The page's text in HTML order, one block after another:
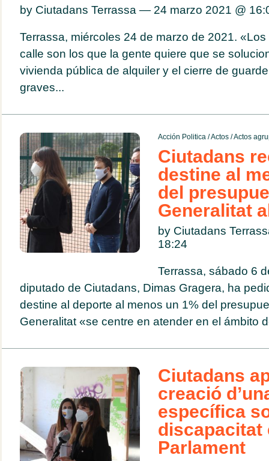
by Ciutadans Terrassa — 24 marzo 2021 @
Terrassa, miércoles 24 de marzo de 2021.
calle son los que la gente quiere que se
vivienda pública de alquiler y el cierre de
graves...
Acción Politica/Actos/Actos
Ciutadans
destine al
del
Generalitat
by Ciutadans
18:24
Terrassa, sábado 6
diputado de Ciutadans, Dimas Gragera, ha
destine al deporte al menos un 1% del
Generalitat «se centre en atender en el ámbito
Ciutadans
creació
específica
discapacitat
Parlament